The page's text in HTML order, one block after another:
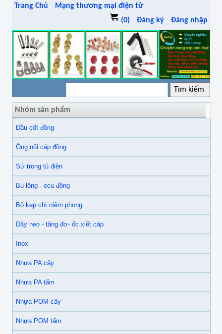
Trang Chủ
Mạng thương mại điện tử
(0)
Đăng ký Đăng nhập
Nhóm sản phẩm
Đầu cốt đồng
Ống nối cáp đồng
Sứ trong tủ điện
Bu lông - ecu đồng
Bộ kẹp chì niêm phong
Dây neo - tăng đơ- ốc xiết cáp
Inox
Nhựa PA cây
Nhựa PA tấm
Nhựa POM cây
Nhựa POM tấm